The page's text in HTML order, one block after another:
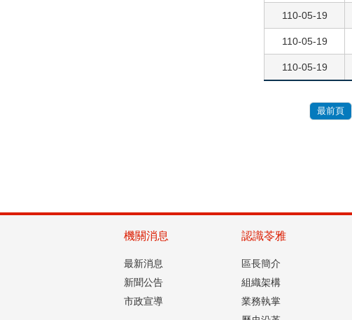
110-05-19
110-05-19
110-05-19
最前頁
機關消息
最新消息
新聞公告
市政宣導
認識苓雅
區長簡介
組織架構
業務執掌